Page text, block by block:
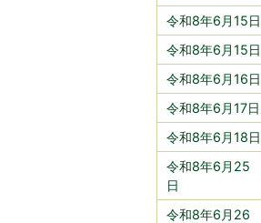
令和8年6月15日
令和8年6月15日
令和8年6月16日
令和8年6月17日
令和8年6月18日
令和8年6月25
日
令和8年6月26